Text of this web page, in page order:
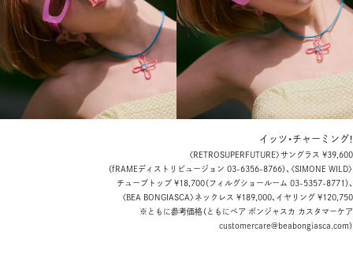
イッツ・チャーミング！
〈RETROSUPERFUTURE〉サングラス ¥39,600
（fRAMEディストリビュージョン 03-6356-8766）、〈SIMONE WILD〉
チューブトップ ¥18,700（フィルグショールーム 03-5357-8771）、
〈BEA BONGIASCA〉ネックレス ¥189,000、 イヤリング ¥120,750
※ともに参考価格（ともにベア ボンジャスカ カスタマーケア
customercare@beabongiasca.com）